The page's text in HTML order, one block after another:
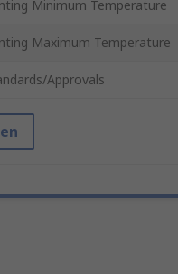
Minimum Temperature
Maximum Temperature
Approvals